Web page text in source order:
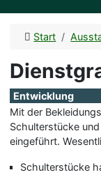
Start
Entwicklung
Mit der
Schulterstücke
eingeführt.
Schulterstücke